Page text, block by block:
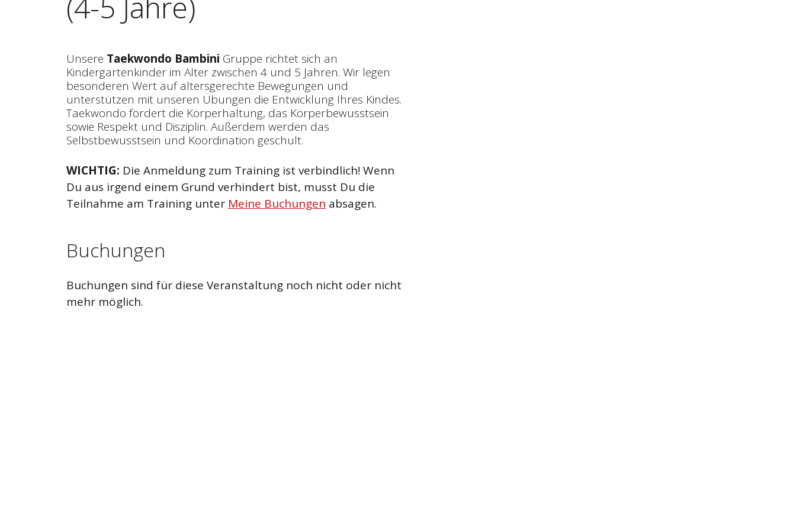
Unsere Taekwondo Bambini Gruppe richtet sich an
Kindergartenkinder im Alter zwischen 4 und 5 Jahren. Wir legen
besonderen Wert auf altersgerechte Bewegungen und
unterstützen mit unseren Übungen die Entwicklung Ihres Kindes.
Taekwondo fördert die Körperhaltung, das Körperbewusstsein
sowie Respekt und Disziplin. Außerdem werden das
Selbstbewusstsein und Koordination geschult.
WICHTIG: Die Anmeldung zum Training ist verbindlich! Wenn
Du aus irgend einem Grund verhindert bist, musst Du die
Teilnahme am Training unter Meine Buchungen absagen.
Buchungen
Buchungen sind für diese Veranstaltung noch nicht oder nicht
mehr möglich.